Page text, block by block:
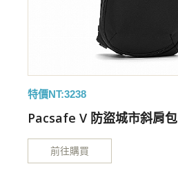
特價NT:3238
Pacsafe V 防盜城市斜肩包
前往購買